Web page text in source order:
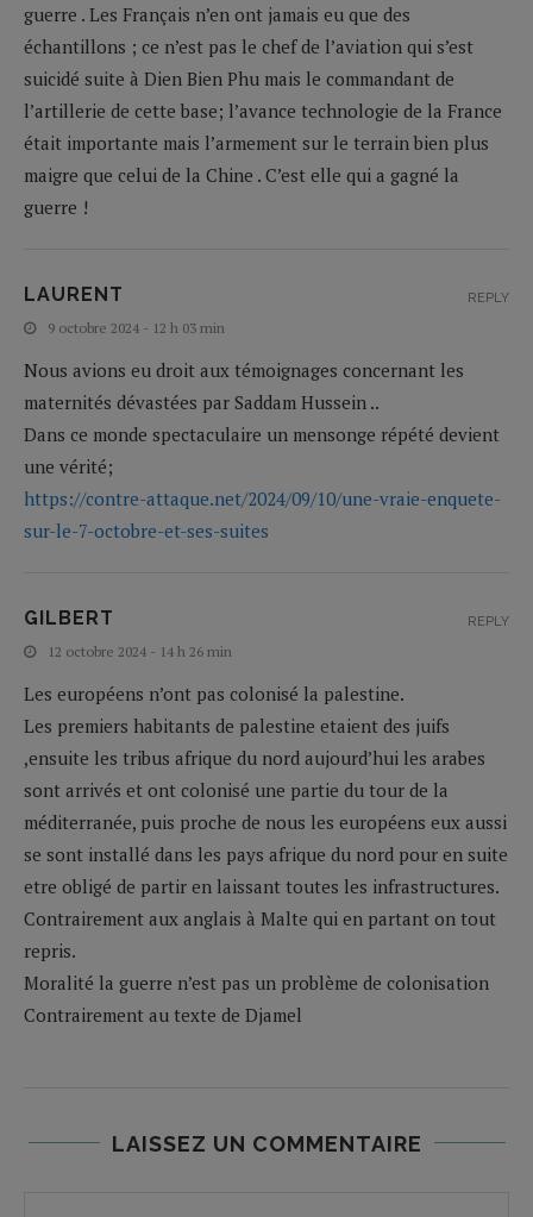
guerre . Les Français n’en ont jamais eu que des
échantillons ; ce n’est pas le chef de l’aviation qui s’est
suicidé suite à Dien Bien Phu mais le commandant de
l’artillerie de cette base; l’avance technologie de la France
était importante mais l’armement sur le terrain bien plus
maigre que celui de la Chine . C’est elle qui a gagné la
guerre !
LAURENT
9 octobre 2024 - 12 h 03 min
Nous avions eu droit aux témoignages concernant les
maternités dévastées par Saddam Hussein ..
Dans ce monde spectaculaire un mensonge répété devient
une vérité;
https://contre-attaque.net/2024/09/10/une-vraie-enquete-
sur-le-7-octobre-et-ses-suites
REPLY
GILBERT
12 octobre 2024 - 14 h 26 min
Les européens n’ont pas colonisé la palestine.
Les premiers habitants de palestine etaient des juifs
,ensuite les tribus afrique du nord aujourd’hui les arabes
sont arrivés et ont colonisé une partie du tour de la
méditerranée, puis proche de nous les européens eux aussi
se sont installé dans les pays afrique du nord pour en suite
etre obligé de partir en laissant toutes les infrastructures.
Contrairement aux anglais à Malte qui en partant on tout
repris.
Moralité la guerre n’est pas un problème de colonisation
Contrairement au texte de Djamel
REPLY
LAISSEZ UN COMMENTAIRE